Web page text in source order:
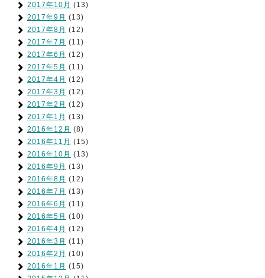
2017年10月 (13)
2017年9月 (13)
2017年8月 (12)
2017年7月 (11)
2017年6月 (12)
2017年5月 (11)
2017年4月 (12)
2017年3月 (12)
2017年2月 (12)
2017年1月 (13)
2016年12月 (8)
2016年11月 (15)
2016年10月 (13)
2016年9月 (13)
2016年8月 (12)
2016年7月 (13)
2016年6月 (11)
2016年5月 (10)
2016年4月 (12)
2016年3月 (11)
2016年2月 (10)
2016年1月 (15)